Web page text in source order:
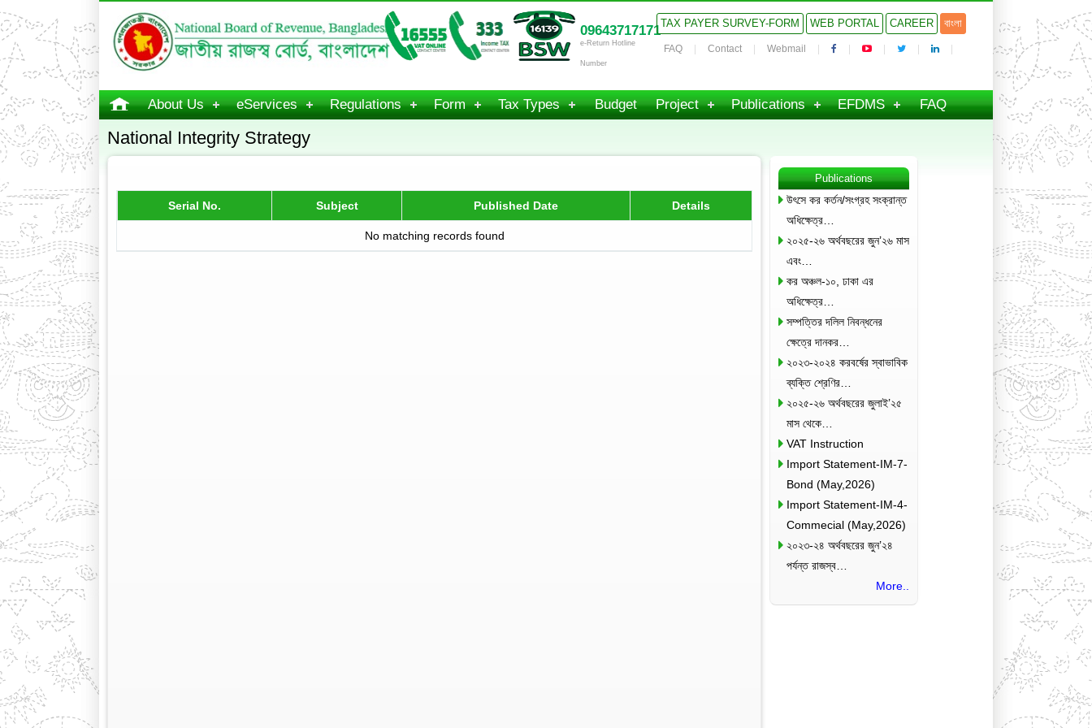
09643717171
e-Return Hotline
Number
TAX PAYER SURVEY-FORM WEB PORTAL CAREER বাংলা
FAQ Contact Webmail
About Us eServices Regulations Form Tax Types Budget Project Publications EFDMS FAQ
National Integrity Strategy
Serial No. Subject Published Date Details
No matching records found
Publications
উৎসে কর কর্তন/সংগ্রহ সংক্রান্ত
অধিক্ষেত্র…
২০২৫-২৬ অর্থবছরের জুন’২৬ মাস
এবং…
কর অঞ্চল-১০, ঢাকা এর
অধিক্ষেত্র…
সম্পত্তির দলিল নিবন্ধনের
ক্ষেত্রে দানকর…
২০২৩-২০২৪ করবর্ষের স্বাভাবিক
ব্যক্তি শ্রেণির…
২০২৫-২৬ অর্থবছরের জুলাই’২৫
মাস থেকে…
VAT Instruction
Import Statement-IM-7-
Bond (May,2026)
Import Statement-IM-4-
Commecial (May,2026)
২০২৩-২৪ অর্থবছরের জুন’২৪
পর্যন্ত রাজস্ব…
More..